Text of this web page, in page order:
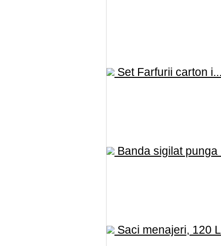
Set Farfurii carton
Banda sigilat punga
Saci menajeri, 120